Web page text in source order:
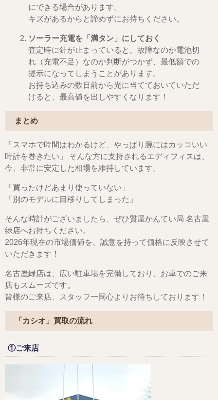
にできる場合があります。
キズがあるからと諦めずにお持ちください。
ソーラー充電を「満タン」にしておく
査定時に針が止まっていると、故障なのか電池切
れ（充電不足）なのか判断がつかず、最低額での
提示になってしまうことがあります。
お持ち込みの数日前から光に当てておいていただ
けると、最高値を出しやすくなります！
まとめ
「スマホで時間はわかるけど、やっぱり腕にはカッコいい
時計を巻きたい」 そんな方に支持されるエディフィスは、
今、非常に安定した相場を維持しています。
「買ったけどあまり使っていない」
「別のモデルに目移りしてしまった」
そんな時計がございましたら、ぜひ質屋かんてい局 名古屋
緑店へお持ちください。
2026年現在の市場価値を、誠意を持って価格に反映させて
いただきます！
名古屋緑店は、広い駐車場を完備しており、お車でのご来
店もスムーズです。
皆様のご来店、スタッフ一同心よりお待ちしております！
「カシオ」買取の流れ
①ご来店